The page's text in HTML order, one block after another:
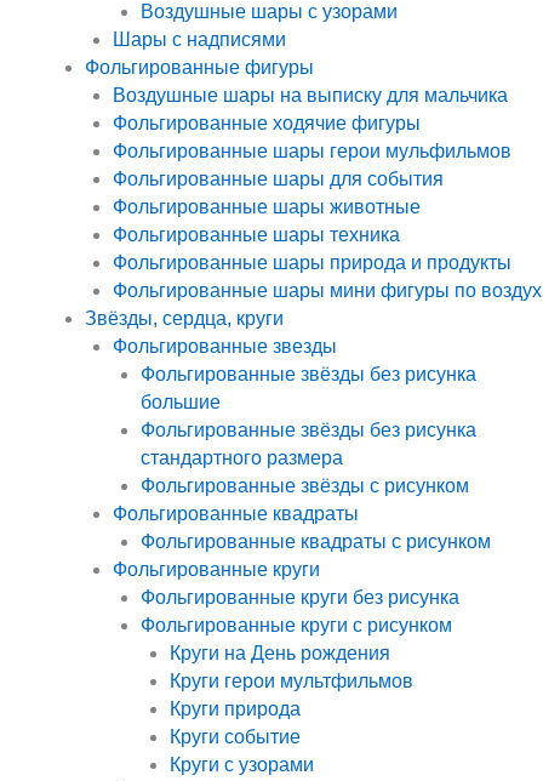
Воздушные шары с узорами
Шары с надписями
Фольгированные фигуры
Воздушные шары на выписку для мальчика
Фольгированные ходячие фигуры
Фольгированные шары герои мульфильмов
Фольгированные шары для события
Фольгированные шары животные
Фольгированные шары техника
Фольгированные шары природа и продукты
Фольгированные шары мини фигуры по воздух
Звёзды, сердца, круги
Фольгированные звезды
Фольгированные звёзды без рисунка
большие
Фольгированные звёзды без рисунка
стандартного размера
Фольгированные звёзды с рисунком
Фольгированные квадраты
Фольгированные квадраты с рисунком
Фольгированные круги
Фольгированные круги без рисунка
Фольгированные круги с рисунком
Круги на День рождения
Круги герои мультфильмов
Круги природа
Круги событие
Круги с узорами